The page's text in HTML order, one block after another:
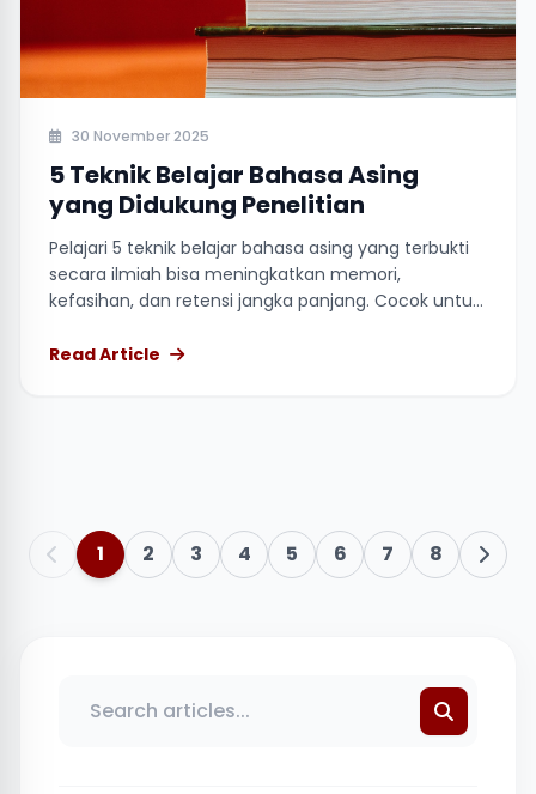
30 November 2025
5 Teknik Belajar Bahasa Asing
yang Didukung Penelitian
Pelajari 5 teknik belajar bahasa asing yang terbukti
secara ilmiah bisa meningkatkan memori,
kefasihan, dan retensi jangka panjang. Cocok untuk
Read Article
1 2 3 4 5 6 7 8